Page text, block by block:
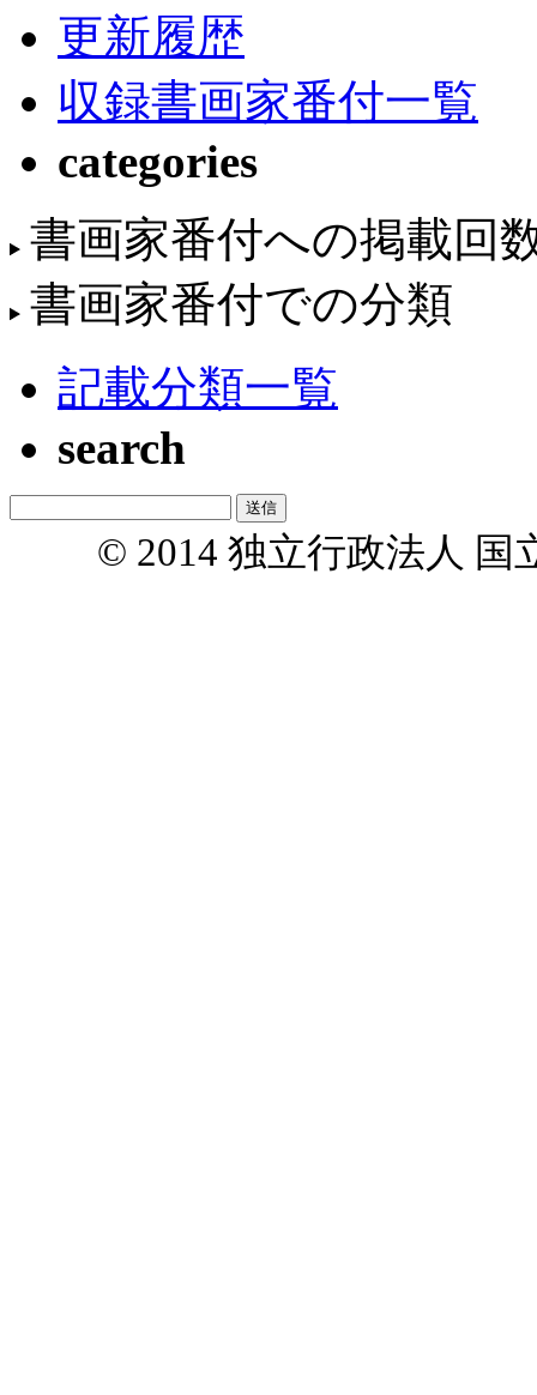
更新履歴
収録書画家番付一覧
categories
書画家番付への掲載回
書画家番付での分類
記載分類一覧
search
© 2014 独立行政法人 国